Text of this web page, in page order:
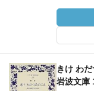
きけ わ
岩波文庫